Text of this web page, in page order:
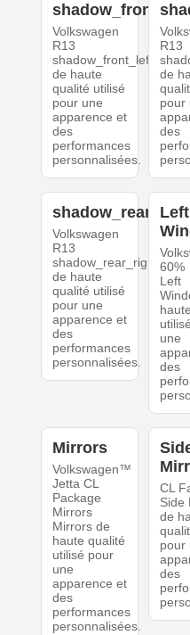
shadow_front_left
Volkswagen
R13
shadow_front_left
de haute
qualité utilisé
pour une
apparence et
des
performances
personnalisées.
R13
de
pour
des
shadow_rear_right
Volkswagen
R13
shadow_rear_right
de haute
qualité utilisé
pour une
apparence et
des
performances
personnalisées.
Left
60%
Left
une
des
Mirrors
Volkswagen™
Jetta CL
Package
Mirrors
Mirrors de
haute qualité
utilisé pour
une
apparence et
des
performances
personnalisées.
CL
Side
de
pour
des